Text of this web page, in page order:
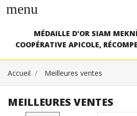
menu
MÉDAILLE D'OR SIAM
COOPÉRATIVE APICOLE,
Accueil Meilleures ventes
MEILLEURES VENTES